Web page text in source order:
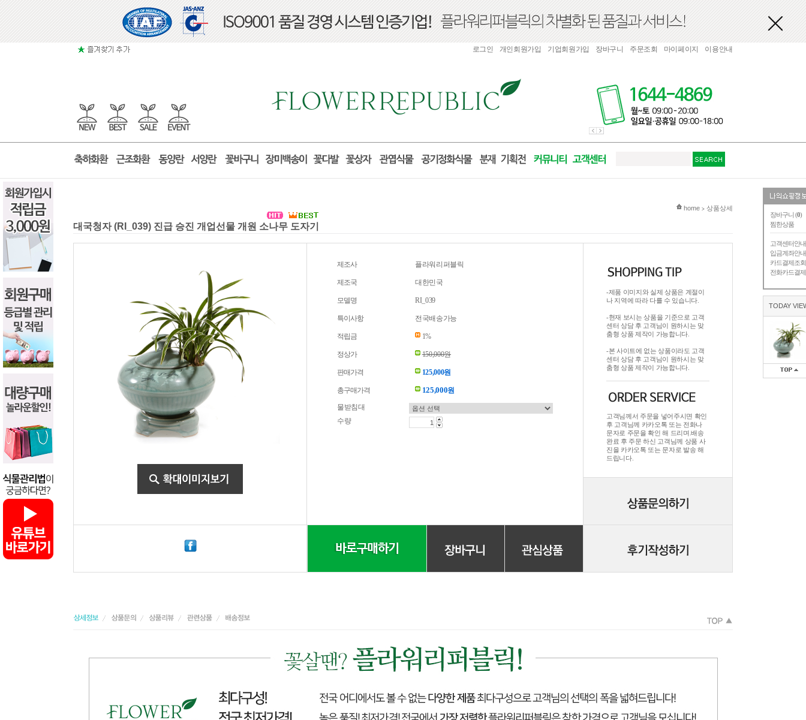
장바구니 (0)
찜한상품
고객센터안내
입금계좌안내
카드결제조회
전화카드결제
TODAY
로그인 개인회원가입 기업회원가입 장바구니 주문조회 마이페이지 이용안내
현재 위치
home > 상품상세
대국청자 (RI_039) 진급 승진 개업선물 개원 소나무 도자기
제조사 플라워리퍼블릭
제조국 대한민국
모델명 RI_039
특이사항 전국배송가능
적립금 1%
정상가 150,000원
판매가격 125,000원
총구매가격 125,000원
물받침대
수량
-제품 이미지와 실제 상품은 계절이
나 지역에 따라 다를 수 있습니다.
-현재 보시는 상품을 기준으로 고객
센터 상담 후 고객님이 원하시는 맞
춤형 상품 제작이 가능합니다.
-본 사이트에 없는 상품이라도 고객
센터 상담 후 고객님이 원하시는 맞
춤형 상품 제작이 가능합니다.
고객님께서 주문을 넣어주시면 확인
후 고객님께 카카오톡 또는 전화나
문자로 주문을 확인 해 드리며.배송
완료 후 주문 하신 고객님께 상품 사
진을 카카오톡 또는 문자로 발송 해
드립니다.